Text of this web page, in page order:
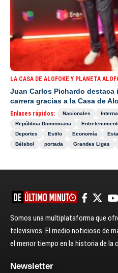
LA CASA DE ALOFOKE Y PLANETA
Juan Carlos Pichardo
carrera gracias a la Casa de
Enlaces rápidos: Nacionales
República Dominicana
Deportes
Estilo Economía
Béisbol
portada Grandes Ligas
Somos una multiplataforma que
televisivos. El medio noticioso de
el menor tiempo en la historia de la
Newsletter